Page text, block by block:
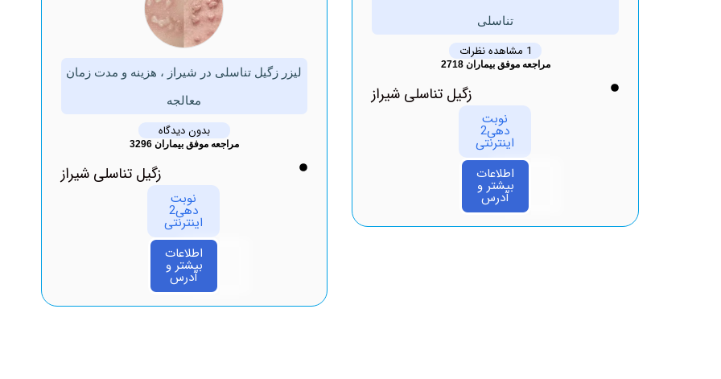
تناسلی
1 مشاهده نظرات
مراجعه موفق بیماران 2718
زگیل تناسلی شیراز
نوبت
دهی2
اینترنتی
اطلاعات
بیشتر و
آدرس
لیزر زگیل تناسلی در شیراز ، هزینه و مدت زمان
معالجه
بدون دیدگاه
مراجعه موفق بیماران 3296
زگیل تناسلی شیراز
نوبت
دهی2
اینترنتی
اطلاعات
بیشتر و
آدرس